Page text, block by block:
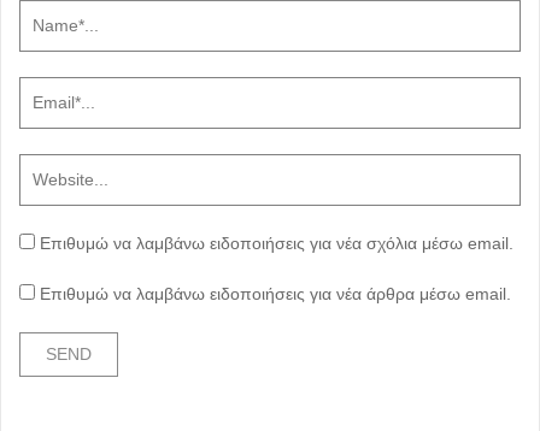
Επιθυμώ να λαμβάνω ειδοποιήσεις για νέα σχόλια μέσω email.
Επιθυμώ να λαμβάνω ειδοποιήσεις για νέα άρθρα μέσω email.